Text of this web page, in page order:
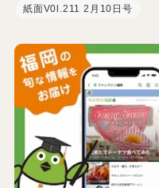
紙面V0l.211 2月10日号